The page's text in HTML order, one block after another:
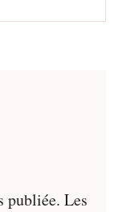
publiée. Les